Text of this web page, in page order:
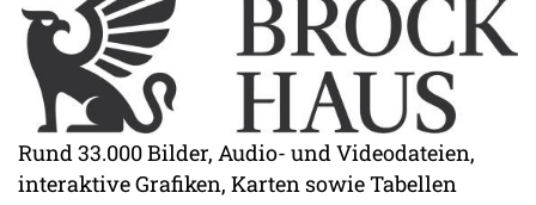
Rund 33.000 Bilder, Audio- und Videodateien,
interaktive Grafiken, Karten sowie Tabellen